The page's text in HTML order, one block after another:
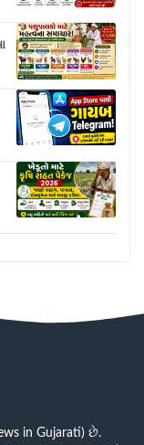
in Gujarati) છે.